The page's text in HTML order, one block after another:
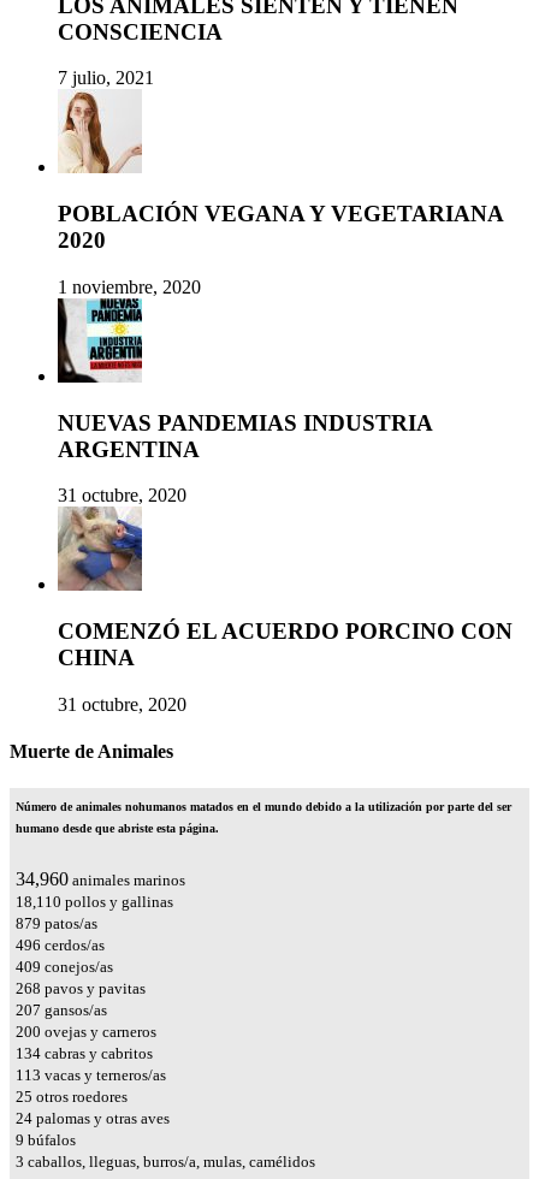
CONSCIENCIA
7 julio, 2021
POBLACIÓN VEGANA Y VEGETARIANA
2020
1 noviembre, 2020
NUEVAS PANDEMIAS INDUSTRIA
ARGENTINA
31 octubre, 2020
COMENZÓ EL ACUERDO PORCINO CON
CHINA
31 octubre, 2020
Muerte de Animales
Número de animales nohumanos matados en el mundo debido a la utilización por parte del ser
humano desde que abriste esta página.
39,241 animales marinos
20,328 pollos y gallinas
986 patos/as
556 cerdos/as
459 conejos/as
301 pavos y pavitas
232 gansos/as
225 ovejas y carneros
150 cabras y cabritos
127 vacas y terneros/as
28 otros roedores
27 palomas y otras aves
10búfalos
4 caballos, lleguas, burros/a, mulas, camélidos